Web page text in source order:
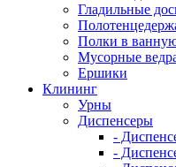
Гладильные
Полки в
Мусорные
Ершики
Клининг
Урны
Диспенсеры
-
-